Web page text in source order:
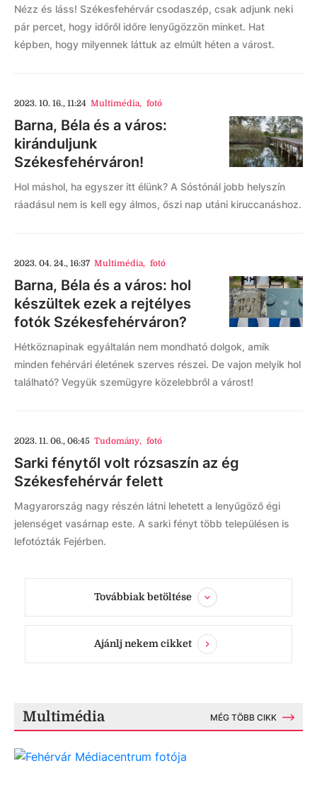
Nézz és láss! Székesfehérvár csodaszép, csak adjunk neki
pár percet, hogy időről időre lenyűgözzön minket. Hat
képben, hogy milyennek láttuk az elmúlt héten a várost.
2023. 10. 16., 11:24 Multimédia, fotó
Barna, Béla és a város:
kiránduljunk
Székesfehérváron!
Hol máshol, ha egyszer itt élünk? A Sóstónál jobb helyszín
ráadásul nem is kell egy álmos, őszi nap utáni kiruccanáshoz.
2023. 04. 24., 16:37 Multimédia, fotó
Barna, Béla és a város: hol
készültek ezek a rejtélyes
fotók Székesfehérváron?
Hétköznapinak egyáltalán nem mondható dolgok, amik
minden fehérvári életének szerves részei. De vajon melyik hol
található? Vegyük szemügyre közelebbről a várost!
2023. 11. 06., 06:45 Tudomány, fotó
Sarki fénytől volt rózsaszín az ég
Székesfehérvár felett
Magyarország nagy részén látni lehetett a lenyűgöző égi
jelenséget vasárnap este. A sarki fényt több településen is
lefotózták Fejérben.
Továbbiak betöltése
Ajánlj nekem cikket
Multimédia MÉG TÖBB CIKK